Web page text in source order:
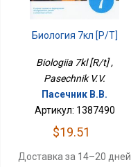
Биология 7кл [Р/т]
Biologiia 7kl [R/t] ,
Pasechnik V.V.
Пасечник В.В.
Артикул: 1387490
$19.51
Доставка за 14–20 дней